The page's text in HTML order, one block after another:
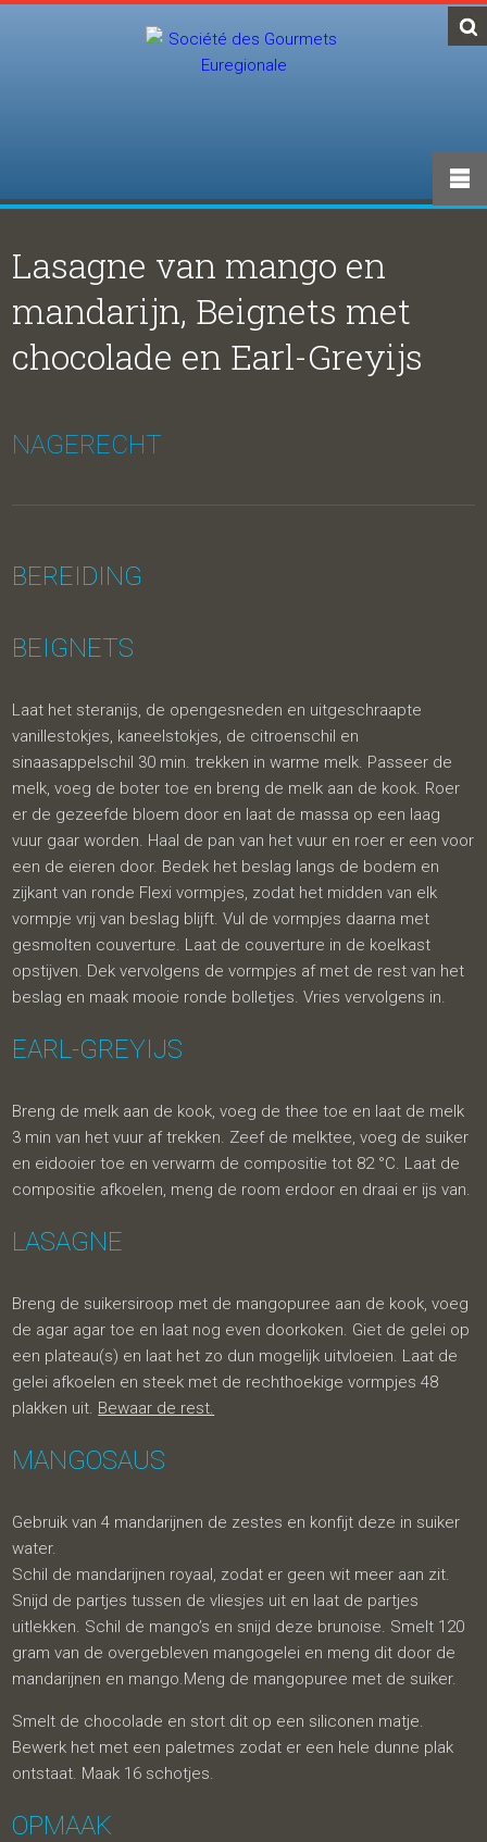
Lasagne van mango en
mandarijn, Beignets met
chocolade en Earl-Greyijs
NAGERECHT
BEREIDING
BEIGNETS
Laat het steranijs, de opengesneden en uitgeschraapte
vanillestokjes, kaneelstokjes, de citroenschil en
sinaasappelschil 30 min. trekken in warme melk. Passeer de
melk, voeg de boter toe en breng de melk aan de kook. Roer
er de gezeefde bloem door en laat de massa op een laag
vuur gaar worden. Haal de pan van het vuur en roer er een voor
een de eieren door. Bedek het beslag langs de bodem en
zijkant van ronde Flexi vormpjes, zodat het midden van elk
vormpje vrij van beslag blijft. Vul de vormpjes daarna met
gesmolten couverture. Laat de couverture in de koelkast
opstijven. Dek vervolgens de vormpjes af met de rest van het
beslag en maak mooie ronde bolletjes. Vries vervolgens in.
EARL-GREYIJS
Breng de melk aan de kook, voeg de thee toe en laat de melk
3 min van het vuur af trekken. Zeef de melktee, voeg de suiker
en eidooier toe en verwarm de compositie tot 82 °C. Laat de
compositie afkoelen, meng de room erdoor en draai er ijs van.
LASAGNE
Breng de suikersiroop met de mangopuree aan de kook, voeg
de agar agar toe en laat nog even doorkoken. Giet de gelei op
een plateau(s) en laat het zo dun mogelijk uitvloeien. Laat de
gelei afkoelen en steek met de rechthoekige vormpjes 48
plakken uit. Bewaar de rest.
MANGOSAUS
Gebruik van 4 mandarijnen de zestes en konfijt deze in suiker
water.
Schil de mandarijnen royaal, zodat er geen wit meer aan zit.
Snijd de partjes tussen de vliesjes uit en laat de partjes
uitlekken. Schil de mango’s en snijd deze brunoise. Smelt 120
gram van de overgebleven mangogelei en meng dit door de
mandarijnen en mango.Meng de mangopuree met de suiker.
Smelt de chocolade en stort dit op een siliconen matje.
Bewerk het met een paletmes zodat er een hele dunne plak
ontstaat. Maak 16 schotjes.
OPMAAK